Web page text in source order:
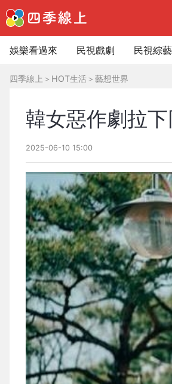
娛樂看過來 民視戲劇 民視綜藝
四季線上 ＞ HOT生活＞ 藝想世界
韓女惡作劇拉
2025-06-10 15:00